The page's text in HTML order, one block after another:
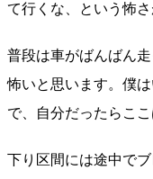
て行くな、という怖さ
普段は車がばんばん
怖いと思います。僕
で、自分だったらこ
下り区間には途中で